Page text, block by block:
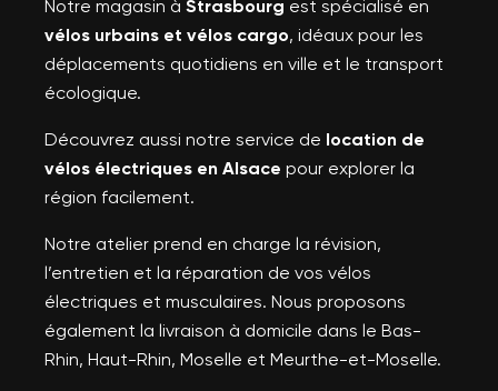
Notre magasin à Strasbourg est spécialisé en
vélos urbains et vélos cargo, idéaux pour les
déplacements quotidiens en ville et le transport
écologique.
Découvrez aussi notre service de location de
vélos électriques en Alsace pour explorer la
région facilement.
Notre atelier prend en charge la révision,
l’entretien et la réparation de vos vélos
électriques et musculaires. Nous proposons
également la livraison à domicile dans le Bas-
Rhin, Haut-Rhin, Moselle et Meurthe-et-Moselle.